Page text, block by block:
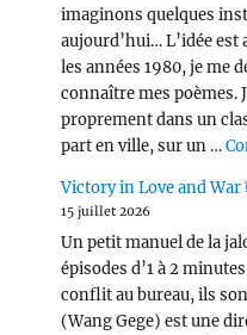
imaginons quelques
aujourd’hui… L’idée est
les années 1980, je me
connaître mes poèmes.
proprement dans un
part en ville, sur un …
Victory in Love and War
15 juillet 2026
Un petit manuel de la
épisodes d’1 à 2
conflit au bureau, ils
(Wang Gege) est une